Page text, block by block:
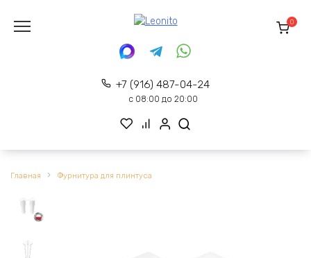
содержанию
+7 (916) 487-04-24
с 08:00 до 20:00
0
Главная Фурнитура для плинтуса